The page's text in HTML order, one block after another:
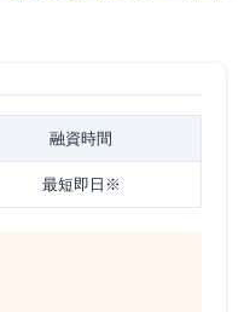
融資時間
最短即日※